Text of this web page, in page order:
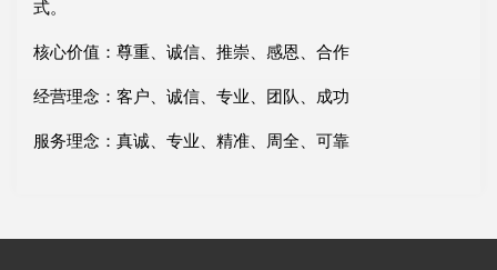
式。
核心价值：尊重、诚信、推崇、感恩、合作
经营理念：客户、诚信、专业、团队、成功
服务理念：真诚、专业、精准、周全、可靠